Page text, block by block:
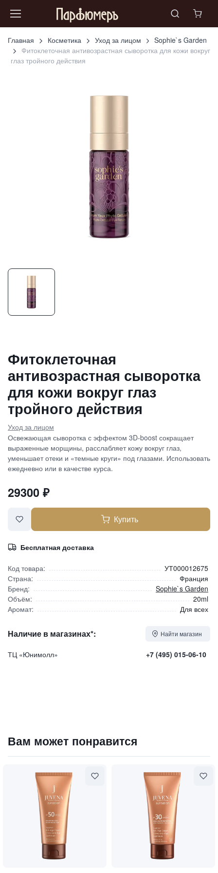
Главная Косметика Уход за лицом
Sophie`s Garden
Фитоклеточная антивозрастная сыворотка для кожи вокруг
глаз тройного действия
Фитоклеточная
антивозрастная сыворотка
для кожи вокруг глаз
тройного действия
Уход за лицом
Освежающая сыворотка с эффектом 3D-boost сокращает
выраженные морщины, расслабляет кожу вокруг глаз,
уменьшает отеки и «темные круги» под глазами. Использовать
ежедневно или в качестве курса.
29300 ₽
Купить
Бесплатная доставка
Код товара:
УТ000012675
Страна:
Франция
Бренд:
Sophie`s Garden
Объём:
20ml
Аромат:
Для всех
Наличие в магазинах*: Найти магазин
ТЦ «Юнимолл» +7 (495) 015-06-10
29300₽9 840 ₽
Вам может понравится